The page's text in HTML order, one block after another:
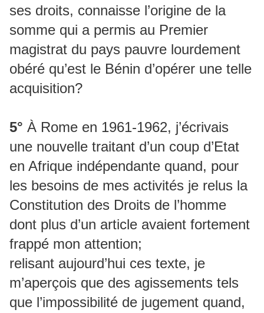
ses droits, connaisse l’origine de la
somme qui a permis au Premier
magistrat du pays pauvre lourdement
obéré qu’est le Bénin d’opérer une telle
acquisition?
5° À Rome en 1961-1962, j’écrivais
une nouvelle traitant d’un coup d’Etat
en Afrique indépendante quand, pour
les besoins de mes activités je relus la
Constitution des Droits de l’homme
dont plus d’un article avaient fortement
frappé mon attention;
relisant aujourd’hui ces texte, je
m’aperçois que des agissements tels
que l’impossibilité de jugement quand,